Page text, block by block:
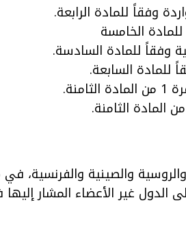
وفقاً للمادة الرابعة.
الخامسة
وفقاً للمادة السادسة.
للمادة السابعة.
والصينية والفرنسية،
المشار إليها في الفقرة 1 من